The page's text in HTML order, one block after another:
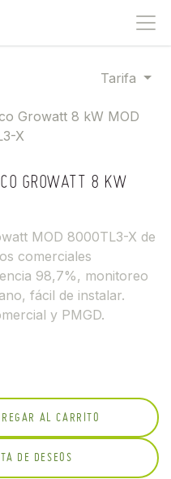
Tarifa
GROWATT 8 KW
MOD 8000TL3-X de
comerciales
98,7%, monitoreo
fácil de instalar.
y PMGD.
AL CARRITO
DE DESEOS